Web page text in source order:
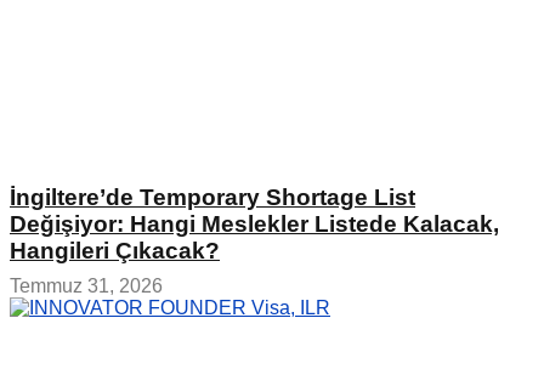
İngiltere’de Temporary Shortage List
Değişiyor: Hangi Meslekler Listede Kalacak,
Hangileri Çıkacak?
Temmuz 31, 2026